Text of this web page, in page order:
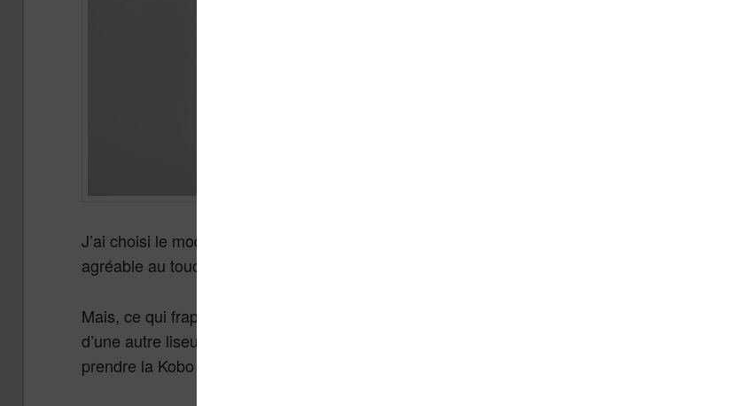
J’ai choisi le modèle blanc, car la plupart de mes liseuses sont noires. Le plastique blanc est très
agréable au touché et respire la qualité.
Mais, ce qui frappe le plus c’est bien sûr l’écran de 7 pouces. Lorsque l’on place la liseuse à côté
d’une autre liseuse de 6 pouces, on peut dire qu’il n’y a pas photo ! On a beaucoup plus envie de
prendre la Kobo Libra 2 que l’autre liseuse.